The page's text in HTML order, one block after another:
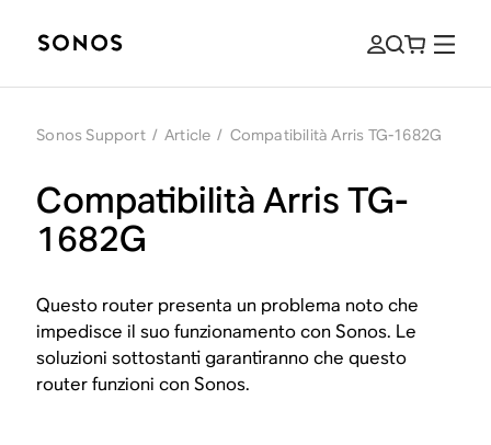
Sonos Support / Article / Compatibilità Arris TG-1682G
Compatibilità Arris TG-
1682G
Questo router presenta un problema noto che
impedisce il suo funzionamento con Sonos. Le
soluzioni sottostanti garantiranno che questo
router funzioni con Sonos.